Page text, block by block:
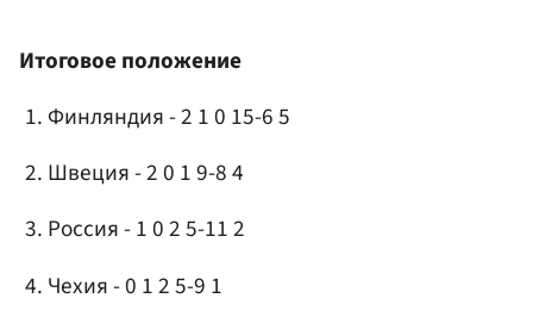
Итоговое положение
Финляндия - 2 1 0 15-6 5
Швеция - 2 0 1 9-8 4
Россия - 1 0 2 5-11 2
Чехия - 0 1 2 5-9 1